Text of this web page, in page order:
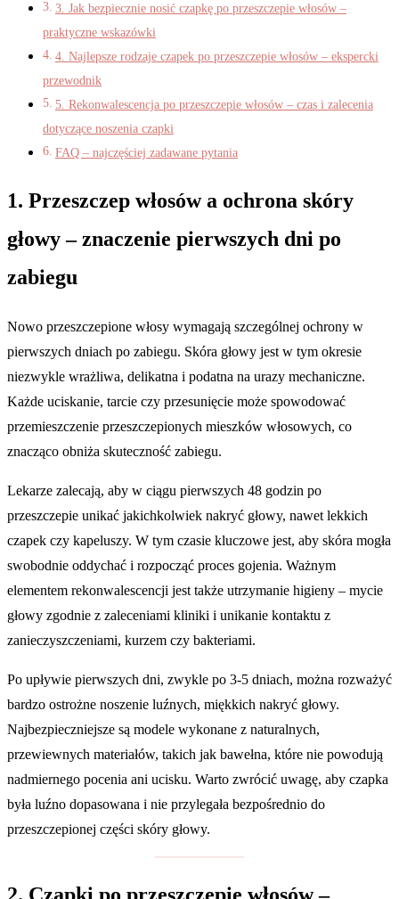
3. Jak bezpiecznie nosić czapkę po przeszczepie włosów –
praktyczne wskazówki
4. Najlepsze rodzaje czapek po przeszczepie włosów – ekspercki
przewodnik
5. Rekonwalescencja po przeszczepie włosów – czas i zalecenia
dotyczące noszenia czapki
FAQ – najczęściej zadawane pytania
1. Przeszczep włosów a ochrona skóry
głowy – znaczenie pierwszych dni po
zabiegu
Nowo przeszczepione włosy wymagają szczególnej ochrony w
pierwszych dniach po zabiegu. Skóra głowy jest w tym okresie
niezwykle wrażliwa, delikatna i podatna na urazy mechaniczne.
Każde uciskanie, tarcie czy przesunięcie może spowodować
przemieszczenie przeszczepionych mieszków włosowych, co
znacząco obniża skuteczność zabiegu.
Lekarze zalecają, aby w ciągu pierwszych 48 godzin po
przeszczepie unikać jakichkolwiek nakryć głowy, nawet lekkich
czapek czy kapeluszy. W tym czasie kluczowe jest, aby skóra mogła
swobodnie oddychać i rozpocząć proces gojenia. Ważnym
elementem rekonwalescencji jest także utrzymanie higieny – mycie
głowy zgodnie z zaleceniami kliniki i unikanie kontaktu z
zanieczyszczeniami, kurzem czy bakteriami.
Po upływie pierwszych dni, zwykle po 3-5 dniach, można rozważyć
bardzo ostrożne noszenie luźnych, miękkich nakryć głowy.
Najbezpieczniejsze są modele wykonane z naturalnych,
przewiewnych materiałów, takich jak bawełna, które nie powodują
nadmiernego pocenia ani ucisku. Warto zwrócić uwagę, aby czapka
była luźno dopasowana i nie przylegała bezpośrednio do
przeszczepionej części skóry głowy.